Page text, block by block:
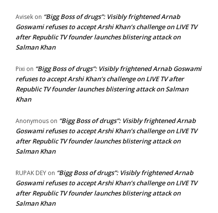
Avisek on “Bigg Boss of drugs”: Visibly frightened Arnab
Goswami refuses to accept Arshi Khan’s challenge on LIVE TV
after Republic TV founder launches blistering attack on
Salman Khan
Pixi on “Bigg Boss of drugs”: Visibly frightened Arnab Goswami
refuses to accept Arshi Khan’s challenge on LIVE TV after
Republic TV founder launches blistering attack on Salman
Khan
Anonymous on “Bigg Boss of drugs”: Visibly frightened Arnab
Goswami refuses to accept Arshi Khan’s challenge on LIVE TV
after Republic TV founder launches blistering attack on
Salman Khan
RUPAK DEY on “Bigg Boss of drugs”: Visibly frightened Arnab
Goswami refuses to accept Arshi Khan’s challenge on LIVE TV
after Republic TV founder launches blistering attack on
Salman Khan